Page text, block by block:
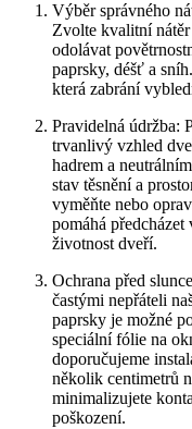
Výběr správného
Zvolte kvalitní
odolávat
paprsky, déšť a
která zabrání
Pravidelná údržba:
trvanlivý vzhled
hadrem a
stav těsnění a
vyměňte nebo
pomáhá
životnost dveří.
Ochrana před
častými nepřáteli
paprsky je možné
speciální fólie na
doporučujeme
několik centimetrů
minimalizujete
poškození.